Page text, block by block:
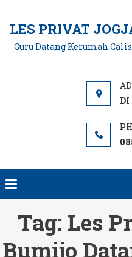
content
LES PRIVAT
Guru Datang Kerumah
Tag: Les
Bumijo